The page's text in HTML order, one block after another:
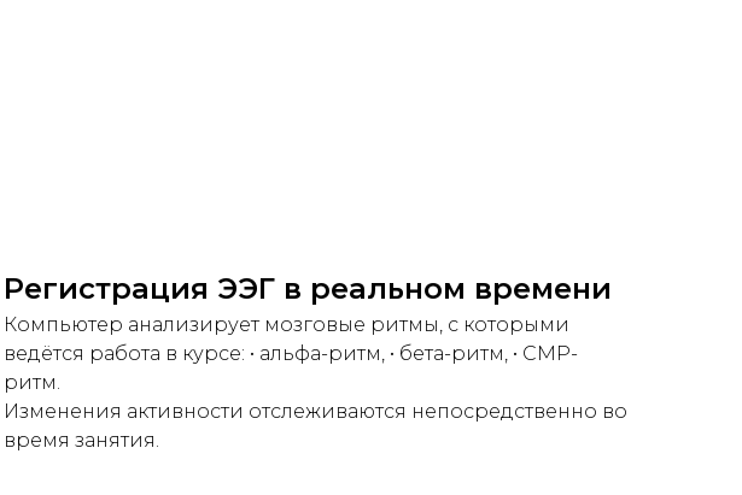
Регистрация ЭЭГ в реальном времени
Компьютер анализирует мозговые ритмы, с которыми
ведётся работа в курсе: • альфа-ритм, • бета-ритм, • СМР-
ритм.
Изменения активности отслеживаются непосредственно во
время занятия.